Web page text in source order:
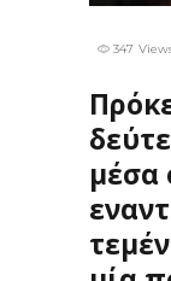
347
μέσα